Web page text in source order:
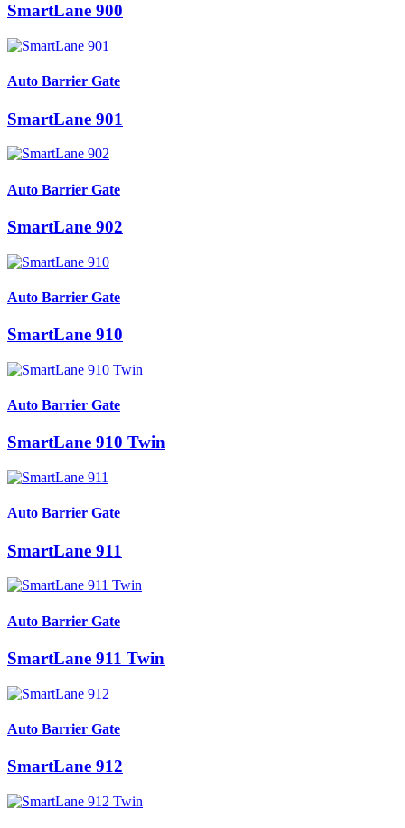
SmartLane 900
Auto Barrier Gate
SmartLane 901
Auto Barrier Gate
SmartLane 902
Auto Barrier Gate
SmartLane 910
Auto Barrier Gate
SmartLane 910 Twin
Auto Barrier Gate
SmartLane 911
Auto Barrier Gate
SmartLane 911 Twin
Auto Barrier Gate
SmartLane 912